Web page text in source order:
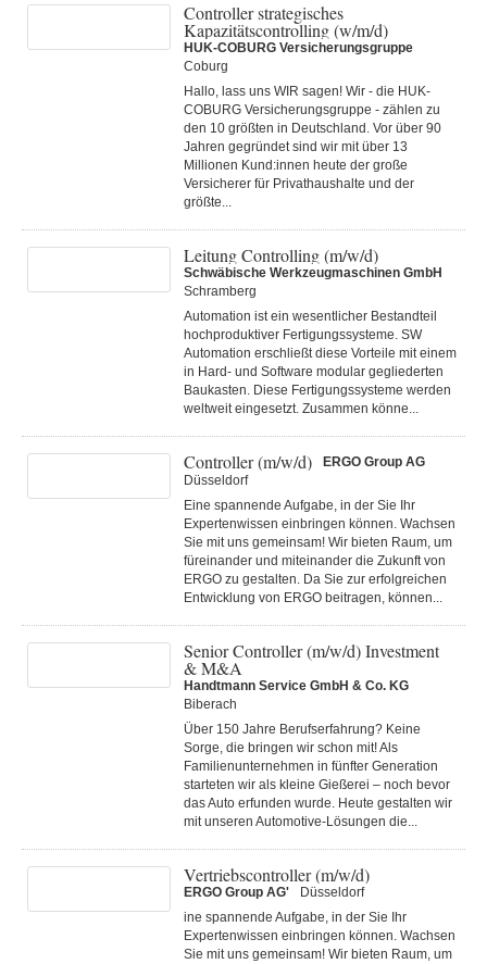
Controller strategisches
Kapazitätscontrolling (w/m/d)
HUK-COBURG Versicherungsgruppe
Coburg
Hallo, lass uns WIR sagen! Wir - die HUK-
COBURG Versicherungsgruppe - zählen zu
den 10 größten in Deutschland. Vor über 90
Jahren gegründet sind wir mit über 13
Millionen Kund:innen heute der große
Versicherer für Privathaushalte und der
größte...
Leitung Controlling (m/w/d)
Schwäbische Werkzeugmaschinen GmbH
Schramberg
Automation ist ein wesentlicher Bestandteil
hochproduktiver Fertigungssysteme. SW
Automation erschließt diese Vorteile mit einem
in Hard- und Software modular gegliederten
Baukasten. Diese Fertigungs­systeme werden
weltweit eingesetzt. Zusammen könne...
Controller (m/w/d)
ERGO Group AG
Düsseldorf
Eine spannende Aufgabe, in der Sie Ihr
Expertenwissen einbringen können. Wachsen
Sie mit uns gemeinsam! Wir bieten Raum, um
füreinander und miteinander die Zukunft von
ERGO zu gestalten. Da Sie zur erfolgreichen
Entwicklung von ERGO beitragen, können...
Senior Controller (m/w/d) Investment
& M&A
Handtmann Service GmbH & Co. KG
Biberach
Über 150 Jahre Berufserfahrung? Keine
Sorge, die bringen wir schon mit! Als
Familienunternehmen in fünfter Generation
starteten wir als kleine Gießerei – noch bevor
das Auto erfunden wurde. Heute gestalten wir
mit unseren Automotive-Lösungen die...
Vertriebscontroller (m/w/d)
ERGO Group AG'
Düsseldorf
ine spannende Aufgabe, in der Sie Ihr
Expertenwissen einbringen können. Wachsen
Sie mit uns gemeinsam! Wir bieten Raum, um